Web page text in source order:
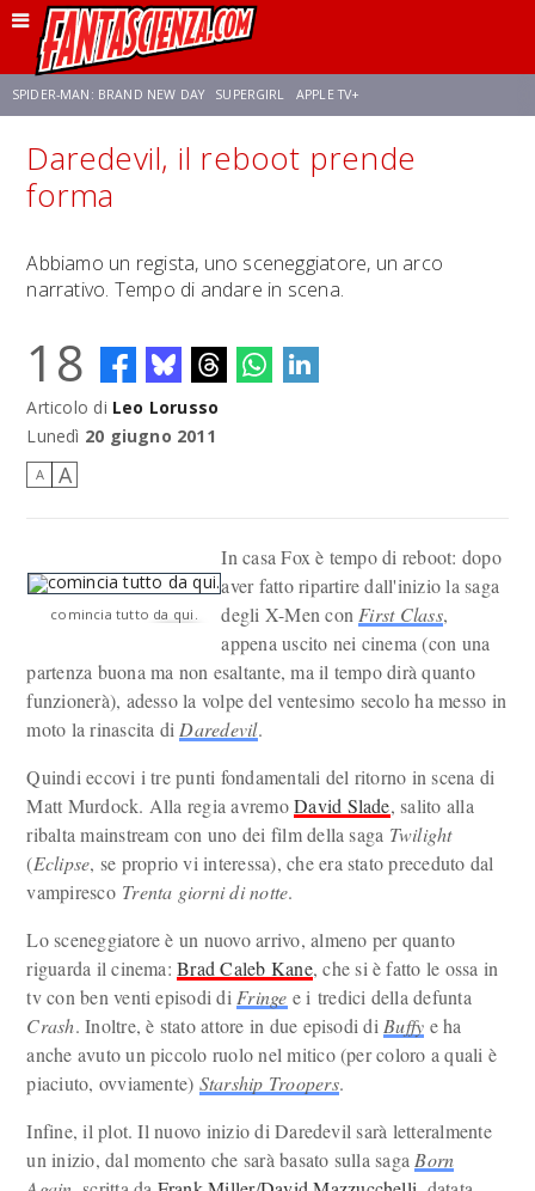
SPIDER-MAN: BRAND NEW DAY SUPERGIRL APPLE TV+
FRANCO RICCIARDIELLO ZENDAYA STAR TREK AVENGERS: DOOMSDAY
Daredevil, il reboot prende
forma
Abbiamo un regista, uno sceneggiatore, un arco
narrativo. Tempo di andare in scena.
18
Articolo di Leo Lorusso
Lunedì 20 giugno 2011
A A
comincia tutto da qui.
In casa Fox è tempo di reboot: dopo
aver fatto ripartire dall'inizio la saga
degli X-Men con First Class,
appena uscito nei cinema (con una
partenza buona ma non esaltante, ma il tempo dirà quanto
funzionerà), adesso la volpe del ventesimo secolo ha messo in
moto la rinascita di Daredevil.
Quindi eccovi i tre punti fondamentali del ritorno in scena di
Matt Murdock. Alla regia avremoDavid Slade, salito alla
ribalta mainstream con uno dei film della saga Twilight
(Eclipse, se proprio vi interessa), che era stato preceduto dal
vampiresco Trenta giorni di notte.
Lo sceneggiatore è un nuovo arrivo, almeno per quanto
riguarda il cinema:Brad Caleb Kane, che si è fatto le ossa in
tv con ben venti episodi di Fringe e i tredici della defunta
Crash. Inoltre, è stato attore in due episodi di Buffy e ha
anche avuto un piccolo ruolo nel mitico (per coloro a quali è
piaciuto, ovviamente) Starship Troopers.
Infine, il plot. Il nuovo inizio di Daredevil sarà letteralmente
un inizio, dal momento che sarà basato sulla saga Born